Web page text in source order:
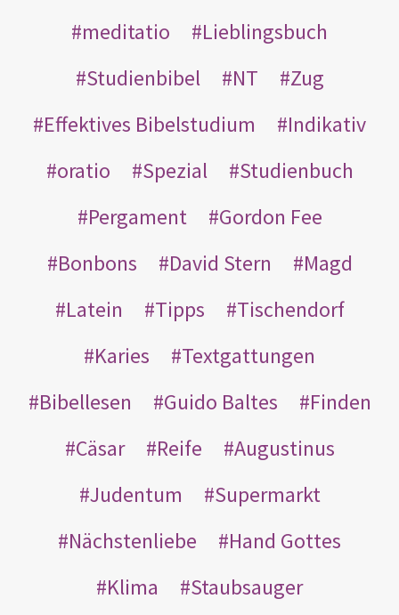
meditatio
Lieblingsbuch
Studienbibel
NT
Zug
Effektives Bibelstudium
Indikativ
oratio
Spezial
Studienbuch
Pergament
Gordon Fee
Bonbons
David Stern
Magd
Latein
Tipps
Tischendorf
Karies
Textgattungen
Bibellesen
Guido Baltes
Finden
Cäsar
Reife
Augustinus
Judentum
Supermarkt
Nächstenliebe
Hand Gottes
Klima
Staubsauger